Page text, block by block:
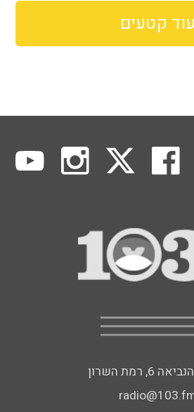
עוד קטעים
6, רמת השרון